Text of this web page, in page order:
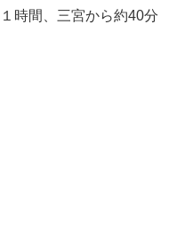
時間、三宮から約40分